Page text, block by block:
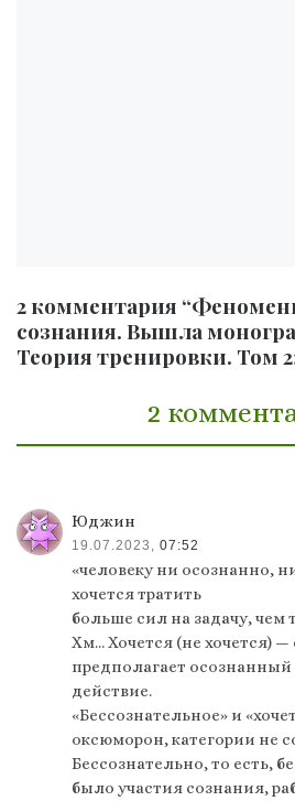
2 комментария
сознания. Вышла
Теория тренировки. Том
2
Юджин
19.07.2023, 07:52
«человеку ни осознанно,
хочется тратить
больше сил на задачу, чем
Хм… Хочется (не хочется) —
предполагает осознанный
действие.
«Бессознательное» и
оксюморон, категории не
Бессознательно, то есть,
было участия сознания,